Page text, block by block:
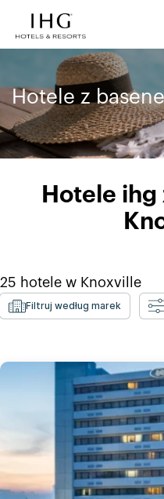
Hotele z
Hotele ihg
25 hotele w Knoxville
Filtruj według marek